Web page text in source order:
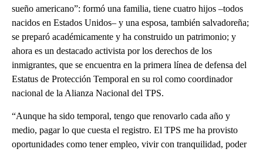
sueño americano”: formó una familia, tiene cuatro hijos –todos
nacidos en Estados Unidos– y una esposa, también salvadoreña;
se preparó académicamente y ha construido un patrimonio; y
ahora es un destacado activista por los derechos de los
inmigrantes, que se encuentra en la primera línea de defensa del
Estatus de Protección Temporal en su rol como coordinador
nacional de la Alianza Nacional del TPS.
“Aunque ha sido temporal, tengo que renovarlo cada año y
medio, pagar lo que cuesta el registro. El TPS me ha provisto
oportunidades como tener empleo, vivir con tranquilidad, poder